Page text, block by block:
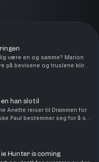
være en og samme? Marion
på bevisene og truslene blir
bildene blir spredt på
han slo til
Anette reiser til Drammen for
Paul bestemmer seg for å slå
Ta kontakt med vår
Hunter is coming